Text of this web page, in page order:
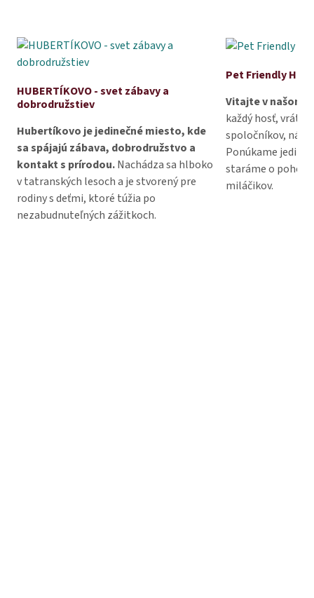
HUBERTÍKOVO - svet zábavy a
dobrodružstiev
Hubertíkovo je jedinečné miesto, kde
sa spájajú zábava, dobrodružstvo a
kontakt s prírodou.Nachádza sa hlboko
v tatranských lesoch a je stvorený pre
rodiny s deťmi, ktoré túžia po
nezabudnuteľných zážitkoch.
Pet Friendly
Vitajte v našom
každý hosť,
spoločníkov,
Ponúkame
staráme o
miláčikov.